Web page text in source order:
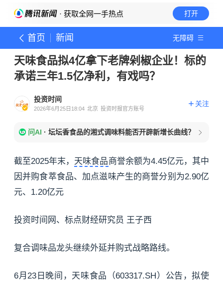
· 获取全网一手热点 打开
首页 新闻 无障碍
天味食品拟4亿拿下老牌剁椒企业！标的
承诺三年1.5亿净利，有戏吗？
投资时间
2026年6月25日18:04 北京 投资时报官方账号
关注
问AI · 坛坛香食品的湘式调味料能否开辟新增长曲线？
截至2025年末， 天味食品商誉余额为4.45亿元，其中
因并购食萃食品、加点滋味产生的商誉分别为2.90亿
元、1.20亿元
投资时间网、标点财经研究员 王子西
复合调味品龙头继续外延并购式战略路线。
6月23日晚间，天味食品（603317.SH）公告，拟使